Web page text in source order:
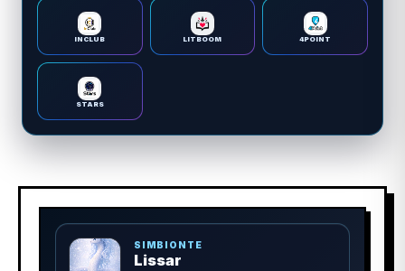
INCLUB LITBOOM 4POINT
STARS
SIMBIONTE
Lissar